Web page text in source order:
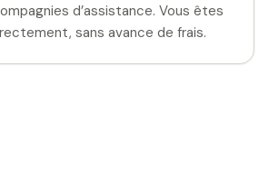
d’assistance. Vous êtes
sans avance de frais.